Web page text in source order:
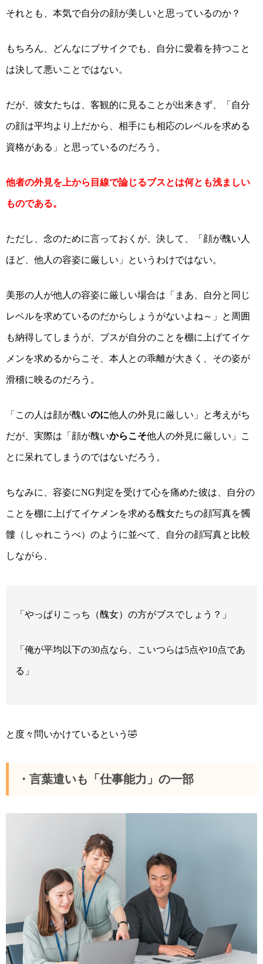
それとも、本気で自分の顔が美しいと思っているのか？
もちろん、どんなにブサイクでも、自分に愛着を持つこと
は決して悪いことではない。
だが、彼女たちは、客観的に見ることが出来きず、「自分
の顔は平均より上だから、相手にも相応のレベルを求める
資格がある」と思っているのだろう。
他者の外見を上から目線で論じるブスとは何とも浅ましい
ものである。
ただし、念のために言っておくが、決して、「顔が醜い人
ほど、他人の容姿に厳しい」というわけではない。
美形の人が他人の容姿に厳しい場合は「まあ、自分と同じ
レベルを求めているのだからしょうがないよね～」と周囲
も納得してしまうが、ブスが自分のことを棚に上げてイケ
メンを求めるからこそ、本人との乖離が大きく、その姿が
滑稽に映るのだろう。
「この人は顔が醜いのに他人の外見に厳しい」と考えがち
だが、実際は「顔が醜いからこそ他人の外見に厳しい」こ
とに呆れてしまうのではないだろう。
ちなみに、容姿にNG判定を受けて心を痛めた彼は、自分の
ことを棚に上げてイケメンを求める醜女たちの顔写真を髑
髏（しゃれこうべ）のように並べて、自分の顔写真と比較
しながら、
「やっぱりこっち（醜女）の方がブスでしょう？」
「俺が平均以下の30点なら、こいつらは5点や10点であ
る」
と度々問いかけているという🤣
・言葉遣いも「仕事能力」の一部